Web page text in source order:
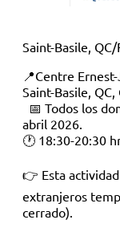
Saint-Basile,
📍Centre
Saint-Basile, QC,
📅 Todos los
abril 2026.
🕐 18:30-20:30
👉 Esta
extranjeros
cerrado).